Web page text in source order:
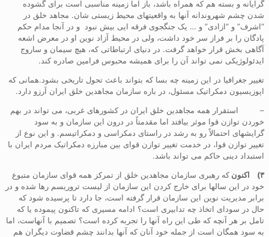
گرایانه و بسته هم که همراه باشد، باز اما زمینه مناسبی است برای گشوده
شدن چشم شهروندانه آنها به واقعیتهای محیط زیستی شان. مجاهد خلق در
“اشرف” و “ازادی” و … یک جنگجوی فرقه ایی بیش نبود و در آنجا مدام حکم
پادگان را بر فراز سر خود داشت، ولی در محیط آزاد نوین او در معرض اشعه
آگاهی بخش قرار خواهد گرفت. در دنیای ارتباطاتی که، هیچ سیمان و ساروج
ایدئولوژیکی نمی تواند آن را برای همیشه محبوس فرامین صادره کند.
تغییر جغرافیا در این زمینه چه بسا که بتواند باعث تحول تاریخی بشود.همانی که
اپوزیسیون دمکراتیک مسئول، در باره سازمان مجاهدین خلق ایران آرزو دارد.
– استقرار همه مجاهدین خلق ایران در کشورهای غربی، می تواند در بهم
خوردن توازن قوا موثر بیافتد اما مقدمتاً در درون این سازمان و به سود
گرایشهای احتمالاً رو به رشد در راستای دمکراسی و دمکراتیسم. و این نوع از
تغییر توازن قوا، در خدمت تغییر توازن قوای بین مبارزه دمکراتیک مردم ایران با
استبداد دینی حاکم می تواند باشد.
۳)
اکنونکه رهبری سازمان مجاهدین خلق از تمرکز همه قوای سازمان متبوع
خود در این سالها برای خارج کردن این سازمان از لیست تروریسم رها شده و در
برابر مدیریت نوین این سازمان قرار گرفته است، جا دارد تا پرسیده شود که
حال در سودای اتخاذ چه تدابیری است؟ ادامه مسیری که تاکنون پیموده یا که
تامل بر هر آنچه که طی این راه آنها را تجربه کرده است؟ تصمیم با آنهاست، اما
به سود همگان است از جمله خود آنان که آنها بدانند چشم قضاوت دیگران هم